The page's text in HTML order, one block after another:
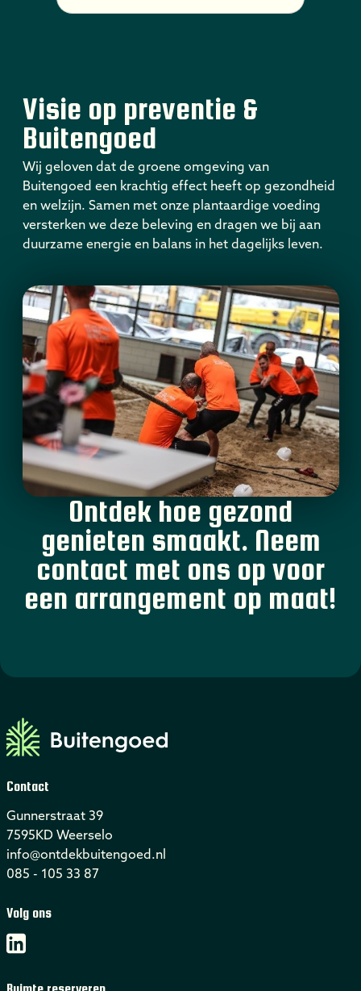
Visie op preventie &
Buitengoed
Wij geloven dat de groene omgeving van
Buitengoed een krachtig effect heeft op gezondheid
en welzijn. Samen met onze plantaardige voeding
versterken we deze beleving en dragen we bij aan
duurzame energie en balans in het dagelijks leven.
Ontdek hoe gezond
genieten smaakt. Neem
contact met ons op voor
een arrangement op maat!
Contact
Gunnerstraat 39
7595KD Weerselo
info@ontdekbuitengoed.nl
085 - 105 33 87
Volg ons